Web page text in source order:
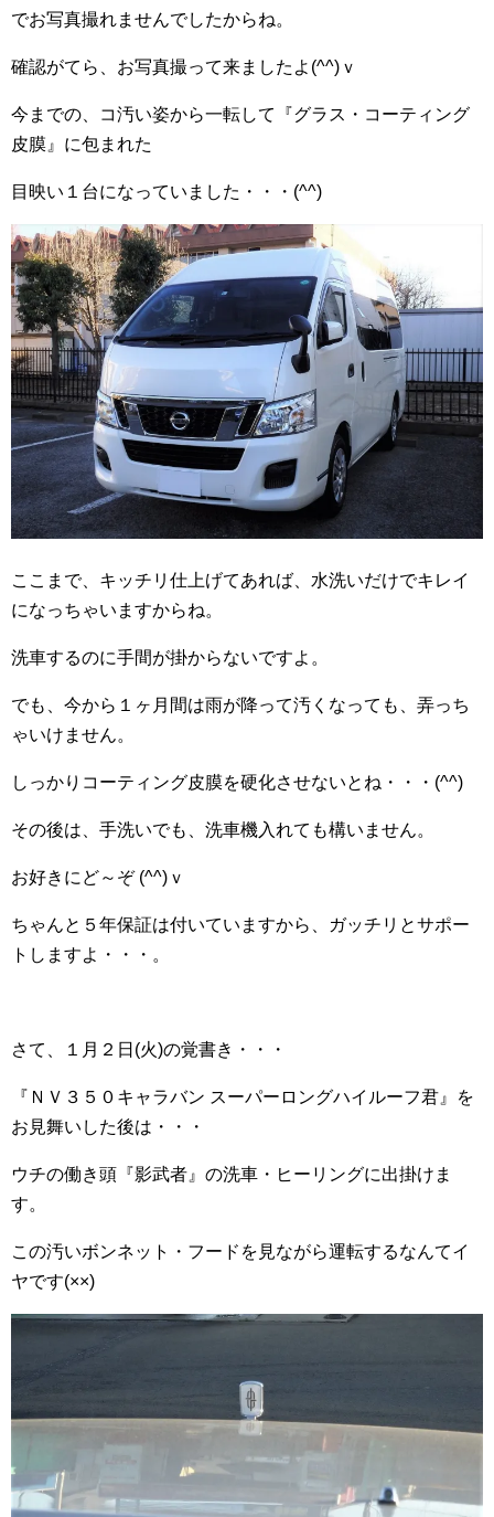
でお写真撮れませんでしたからね。
確認がてら、お写真撮って来ましたよ(^^)ｖ
今までの、コ汚い姿から一転して『グラス・コーティング
皮膜』に包まれた
目映い１台になっていました・・・(^^)
ここまで、キッチリ仕上げてあれば、水洗いだけでキレイ
になっちゃいますからね。
洗車するのに手間が掛からないですよ。
でも、今から１ヶ月間は雨が降って汚くなっても、弄っち
ゃいけません。
しっかりコーティング皮膜を硬化させないとね・・・(^^)
その後は、手洗いでも、洗車機入れても構いません。
お好きにど～ぞ (^^)ｖ
ちゃんと５年保証は付いていますから、ガッチリとサポー
トしますよ・・・。
さて、１月２日(火)の覚書き・・・
『ＮＶ３５０キャラバン スーパーロングハイルーフ君』を
お見舞いした後は・・・
ウチの働き頭『影武者』の洗車・ヒーリングに出掛けま
す。
この汚いボンネット・フードを見ながら運転するなんてイ
ヤです(××)ゞ